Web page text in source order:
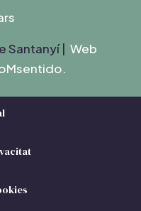
Santanyí | Web